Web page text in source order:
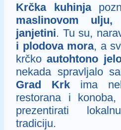
Krčka kuhinja
maslinovom
janjetini. Tu su,
i plodova mora, a
krčkoautohtono
nekada spravljalo
Grad Krk ima
restorana i
prezentirati
tradiciju.